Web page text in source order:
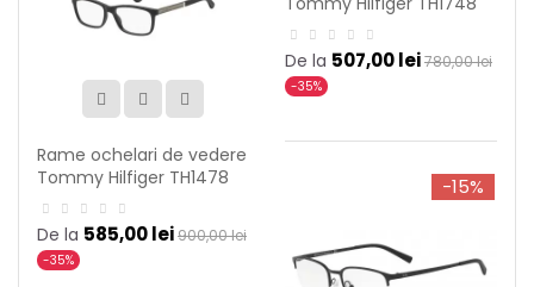
Rame ochelari de vedere
Tommy Hilfiger TH1478
003
De la 585,00 lei900,00 lei
-35%
003
De la 507,00 lei780,00 lei
-35%
-15%